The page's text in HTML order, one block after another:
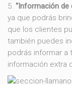
5. “Información de
ya que podrás
que los clientes
también puedes
podrás informar a
información extra